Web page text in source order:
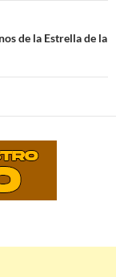
de la Estrella de la